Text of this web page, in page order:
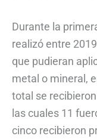
Durante la
realizó entre
que pudieran
metal o mineral,
total se
las cuales 11
cinco recibieron